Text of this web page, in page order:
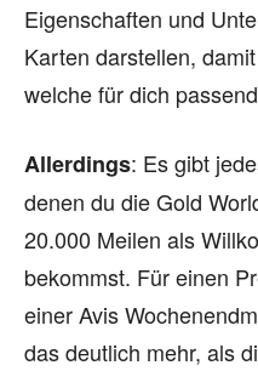
Eigenschaften und
Karten darstellen,
welche für dich
Allerdings: Es gibt
denen du die Gold
20.000 Meilen als
bekommst. Für einen
einer Avis
das deutlich mehr, als